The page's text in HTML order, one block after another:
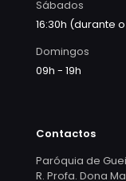
Sábados
16:30h (durante
Domingos
09h - 19h
Contactos
Paróquia de
R. Profa. Dona